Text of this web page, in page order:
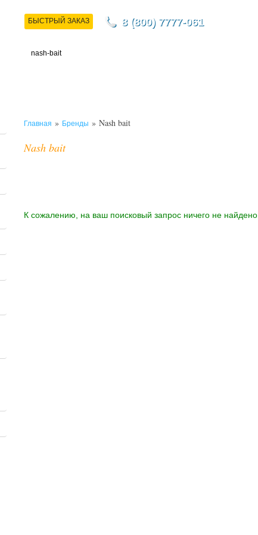
БЫСТРЫЙ ЗАКАЗ 8 (800) 7777-061
Главная » Бренды » Nash bait
Nash bait
К сожалению, на ваш поисковый запрос ничего не найдено.